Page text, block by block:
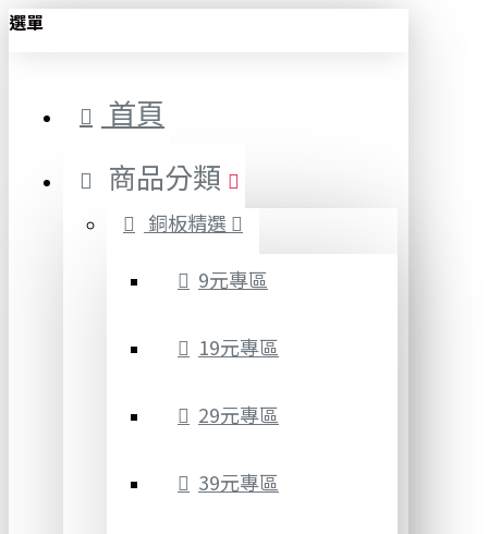
選單
首頁
商品分類
銅板精選
9元專區
19元專區
29元專區
39元專區